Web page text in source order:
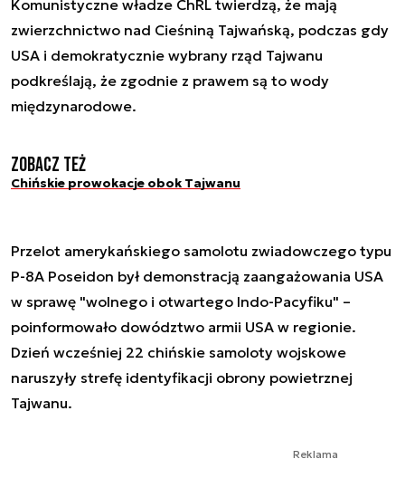
Komunistyczne władze ChRL twierdzą, że mają
zwierzchnictwo nad Cieśniną Tajwańską, podczas gdy
USA i demokratycznie wybrany rząd Tajwanu
podkreślają, że zgodnie z prawem są to wody
międzynarodowe.
Zobacz też
Chińskie prowokacje obok Tajwanu
Przelot amerykańskiego samolotu zwiadowczego typu
P-8A Poseidon był demonstracją zaangażowania USA
w sprawę "wolnego i otwartego Indo-Pacyfiku" –
poinformowało dowództwo armii USA w regionie.
Dzień wcześniej 22 chińskie samoloty wojskowe
naruszyły strefę identyfikacji obrony powietrznej
Tajwanu.
Reklama